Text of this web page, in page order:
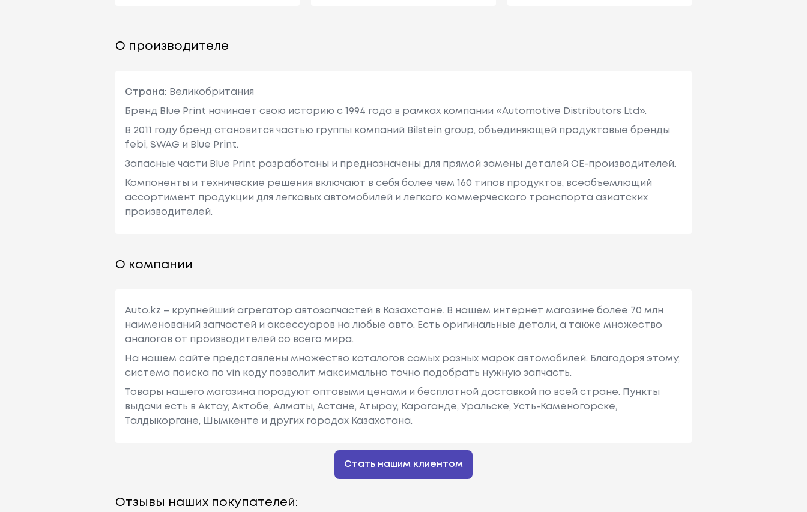
О производителе
Страна: Великобритания
Бренд Blue Print начинает свою историю с 1994 года в рамках компании «Automotive Distributors Ltd».
В 2011 году бренд становится частью группы компаний Bilstein group, объединяющей продуктовые бренды
febi, SWAG и Blue Print.
Запасные части Blue Print разработаны и предназначены для прямой замены деталей ОЕ-производителей.
Компоненты и технические решения включают в себя более чем 160 типов продуктов, всеобъемлющий
ассортимент продукции для легковых автомобилей и легкого коммерческого транспорта азиатских
производителей.
О компании
Auto.kz – крупнейший агрегатор автозапчастей в Казахстане. В нашем интернет магазине более 70 млн
наименований запчастей и аксессуаров на любые авто. Есть оригинальные детали, а также множество
аналогов от производителей со всего мира.
На нашем сайте представлены множество каталогов самых разных марок автомобилей. Благодоря этому,
система поиска по vin коду позволит максимально точно подобрать нужную запчасть.
Товары нашего магазина порадуют оптовыми ценами и бесплатной доставкой по всей стране. Пункты
выдачи есть в Актау, Актобе, Алматы, Астане, Атырау, Караганде, Уральске, Усть-Каменогорске,
Талдыкоргане, Шымкенте и других городах Казахстана.
Стать нашим клиентом
Отзывы наших покупателей: